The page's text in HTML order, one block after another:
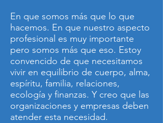
En que somos más que lo que
hacemos. En que nuestro aspecto
profesional es muy importante
pero somos más que eso. Estoy
convencido de que necesitamos
vivir en equilibrio de cuerpo, alma,
espíritu, familia, relaciones,
ecología y finanzas. Y creo que las
organizaciones y empresas deben
atender esta necesidad.